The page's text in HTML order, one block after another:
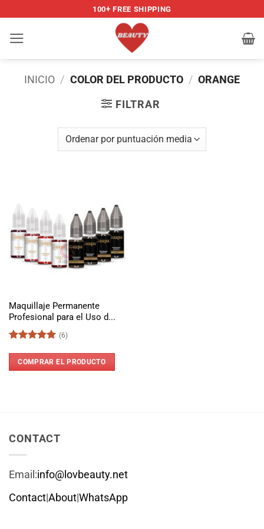
contenido
100+ FREE SHIPPING
INICIO / COLOR DEL PRODUCTO / ORANGE
FILTRAR
Maquillaje Permanente
Profesional para el Uso d...
con5de 5
(6)
COMPRAR EL PRODUCTO
CONTACT
Email:info@lovbeauty.net
Contact|About|WhatsApp